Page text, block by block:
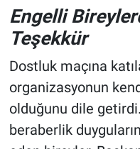
Engelli
Teşekkür
Dostluk maçına
organizasyonun
olduğunu dile
beraberlik